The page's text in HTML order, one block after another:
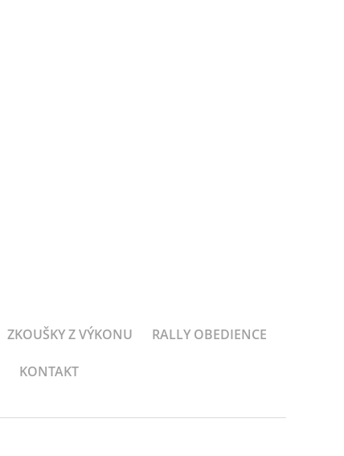
ZKOUŠKY Z VÝKONU RALLY OBEDIENCE
KONTAKT